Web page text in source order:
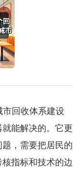
回收体系建设
能解决的。它更
，需要把居民的
指标和技术的边